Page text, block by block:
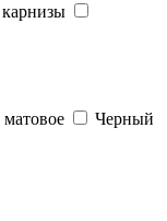
Черный